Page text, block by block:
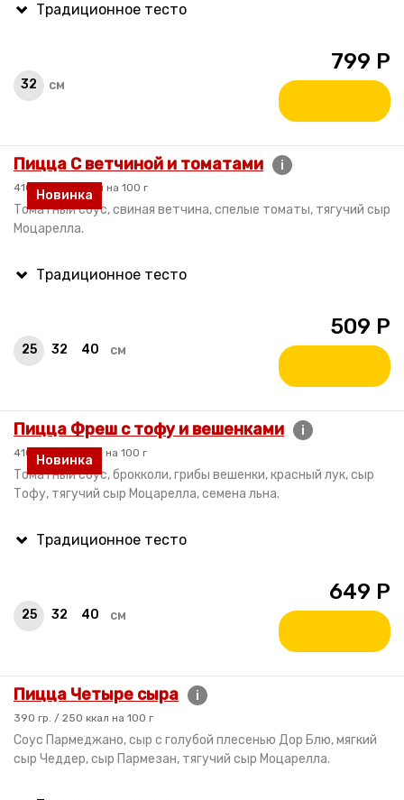
32 см
799 Р
Новинка
Пицца С ветчиной и томатами i
410 гр. / 210 ккал на 100 г
Томатный соус, свиная ветчина, спелые томаты, тягучий сыр
Моцарелла.
25 32 40 см
509 Р
Новинка
Пицца Фреш с тофу и вешенками i
410 гр. / 170 ккал на 100 г
Томатный соус, брокколи, грибы вешенки, красный лук, сыр
Тофу, тягучий сыр Моцарелла, семена льна.
25 32 40 см
649 Р
Пицца Четыре сыра i
390 гр. / 250 ккал на 100 г
Соус Пармеджано, сыр с голубой плесенью Дор Блю, мягкий
сыр Чеддер, сыр Пармезан, тягучий сыр Моцарелла.